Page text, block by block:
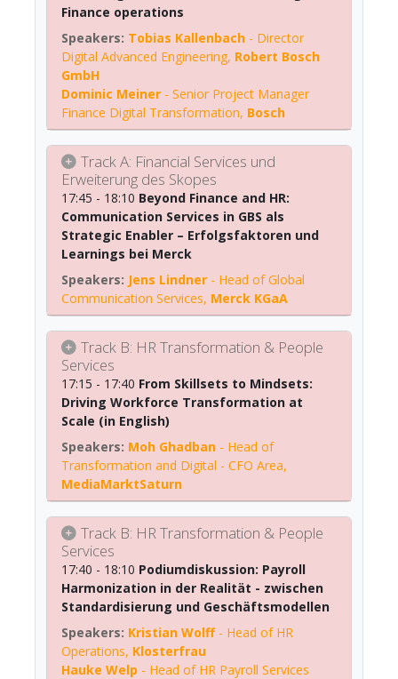
Finance operations
Tobias Kallenbach - Director
Digital Advanced Engineering, Robert Bosch
GmbH
Dominic Meiner - Senior Project Manager
Finance Digital Transformation, Bosch
Track A: Financial Services und
Erweiterung des Skopes
17:45 - 18:10 Beyond Finance and HR:
Communication Services in GBS als
Strategic Enabler – Erfolgsfaktoren und
Learnings bei Merck
Jens Lindner - Head of Global
Communication Services, Merck KGaA
Track B: HR Transformation & People
Services
17:15 - 17:40 From Skillsets to Mindsets:
Driving Workforce Transformation at
Scale (in English)
Moh Ghadban - Head of
Transformation and Digital - CFO Area,
MediaMarktSaturn
Track B: HR Transformation & People
Services
17:40 - 18:10 Podiumdiskussion: Payroll
Harmonization in der Realität - zwischen
Standardisierung und Geschäftsmodellen
Kristian Wolff- Head of HR
Operations, Klosterfrau
Hauke Welp - Head of HR Payroll Services